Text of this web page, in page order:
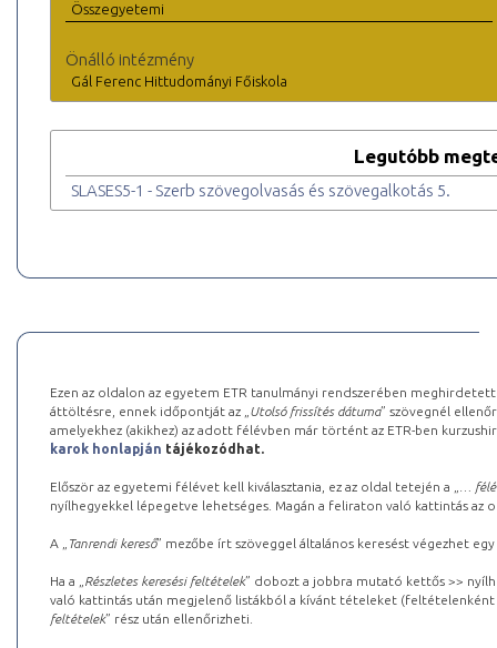
Összegyetemi
Önálló intézmény
Gál Ferenc Hittudományi Főiskola
Legutóbb
SLASES5-1 - Szerb szövegolvasás és szövegalkotás 5.
Ezen az oldalon az egyetem ETR tanulmányi rendszerében
áttöltésre, ennek időpontját az „ Utolsó frissítés dátuma” szövegnél
amelyekhez (akikhez) az adott félévben már történt az ETR-ben
karok honlapján tájékozódhat.
Először az egyetemi félévet kell kiválasztania, ez az oldal tetején a „
…
nyílhegyekkel lépegetve lehetséges. Magán a feliraton való kattintás az
A „ Tanrendi kereső” mezőbe írt szöveggel általános keresést végezhet
Ha a „ Részletes keresési feltételek” dobozt a jobbra mutató kettős >>
való kattintás után megjelenő listákból a kívánt tételeket (feltételenként
feltételek” rész után ellenőrizheti.